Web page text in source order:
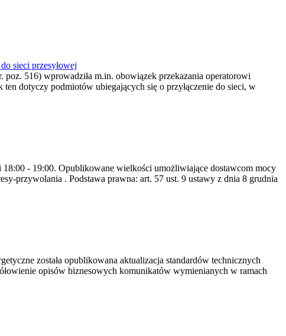
sieci przesyłowej
516) wprowadziła m.in. obowiązek przekazania operatorowi
dotyczy podmiotów ubiegających się o przyłączenie do sieci, w
- 19:00. Opublikowane wielkości umożliwiające dostawcom mocy
przywolania . Podstawa prawna: art. 57 ust. 9 ustawy z dnia 8 grudnia
została opublikowana aktualizacja standardów technicznych
opisów biznesowych komunikatów wymienianych w ramach